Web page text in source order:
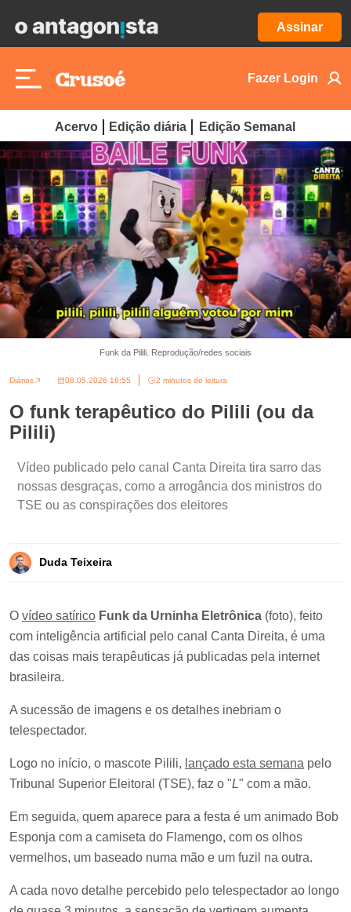
Assinar
Fazer Login
Acervo Edição diária Edição Semanal
Funk da Pilili. Reprodução/redes sociais
Diários 08.05.2026 16:55 2 minutos de leitura
O funk terapêutico do Pilili (ou da
Pilili)
Vídeo publicado pelo canal Canta Direita tira sarro das
nossas desgraças, como a arrogância dos ministros do
TSE ou as conspirações dos eleitores
Duda Teixeira
O vídeo satírico Funk da Urninha Eletrônica (foto), feito
com inteligência artificial pelo canal Canta Direita, é uma
das coisas mais terapêuticas já publicadas pela internet
brasileira.
A sucessão de imagens e os detalhes inebriam o
telespectador.
Logo no início, o mascote Pilili, lançado esta semana pelo
Tribunal Superior Eleitoral (TSE), faz o "L" com a mão.
Em seguida, quem aparece para a festa é um animado Bob
Esponja com a camiseta do Flamengo, com os olhos
vermelhos, um baseado numa mão e um fuzil na outra.
A cada novo detalhe percebido pelo telespectador ao longo